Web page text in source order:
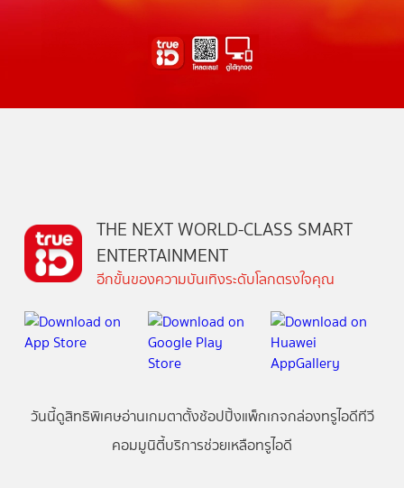
THE NEXT WORLD-CLASS SMART
ENTERTAINMENT
อีกขั้นของความบันเทิงระดับโลกตรงใจคุณ
วันนี้ดูสิทธิพิเศษอ่านเกมตาตั้งช้อปปิ้งแพ็กเกจกล่องทรูไอดีทีวี
คอมมูนิตี้บริการช่วยเหลือทรูไอดี